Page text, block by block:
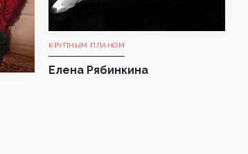
КРУПНЫМ ПЛАНОМ
Елена Рябинкина